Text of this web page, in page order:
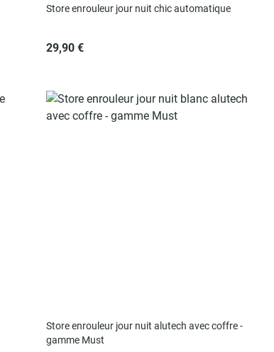
Store enrouleur jour nuit chic automatique
29,90 €
Store enrouleur jour nuit alutech avec coffre -
gamme Must